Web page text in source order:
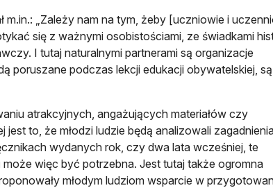
m.in.: „Zależy nam na tym, żeby [uczniowie i
się z ważnymi osobistościami, ze świadkami
I tutaj naturalnymi partnerami są organizacje
poruszane podczas lekcji edukacji obywatelskiej, są
atrakcyjnych, angażujących materiałów czy
to, że młodzi ludzie będą analizowali
wydanych rok, czy dwa lata wcześniej, te
więc być potrzebna. Jest tutaj także ogromna
młodym ludziom wsparcie w